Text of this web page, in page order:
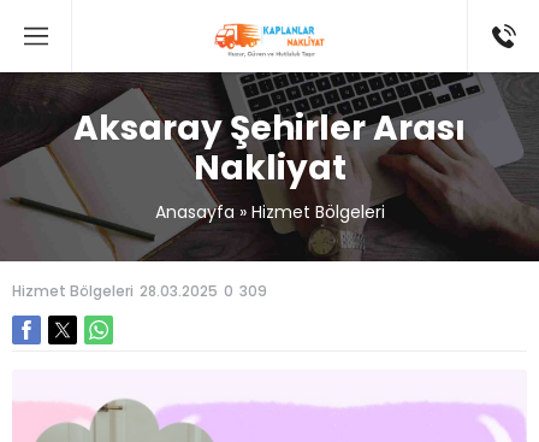
Aksaray Şehirler Arası
Nakliyat
Anasayfa» Hizmet Bölgeleri
Hizmet Bölgeleri 28.03.2025 0 309